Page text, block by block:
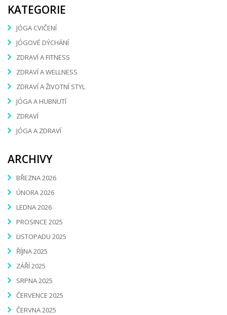
KATEGORIE
JÓGA CVIČENÍ
JÓGOVÉ DÝCHÁNÍ
ZDRAVÍ A FITNESS
ZDRAVÍ A WELLNESS
ZDRAVÍ A ŽIVOTNÍ STYL
JÓGA A HUBNUTÍ
ZDRAVÍ
JÓGA A ZDRAVÍ
ARCHIVY
BŘEZNA 2026
ÚNORA 2026
LEDNA 2026
PROSINCE 2025
LISTOPADU 2025
ŘÍJNA 2025
ZÁŘÍ 2025
SRPNA 2025
ČERVENCE 2025
ČERVNA 2025